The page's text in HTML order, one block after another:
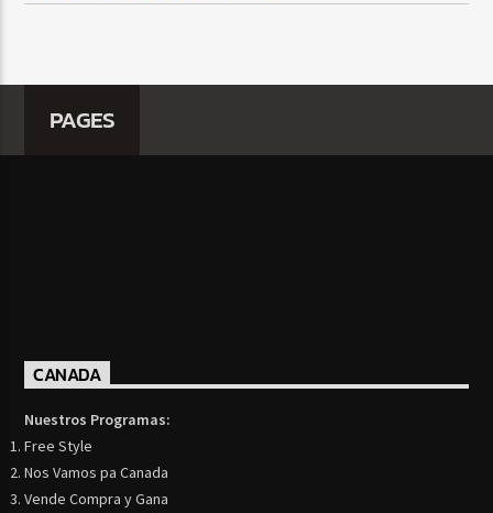
PAGES
CANADA
Nuestros Programas:
Free Style
Nos Vamos pa Canada
Vende Compra y Gana